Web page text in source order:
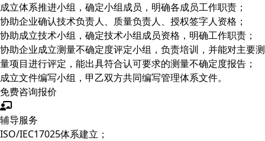
成立体系推进小组，确定小组成员，明确各成员工作职责；
协助企业确认技术负责人、质量负责人、授权签字人资格；
协助成立技术小组，确定技术小组成员资格，明确工作职责；
协助企业成立测量不确定度评定小组，负责培训，并能对主要测
量项目进行评定，能出具符合认可要求的测量不确定度报告；
成立文件编写小组，甲乙双方共同编写管理体系文件。
免费咨询报价
辅导服务
ISO/IEC17025体系建立；